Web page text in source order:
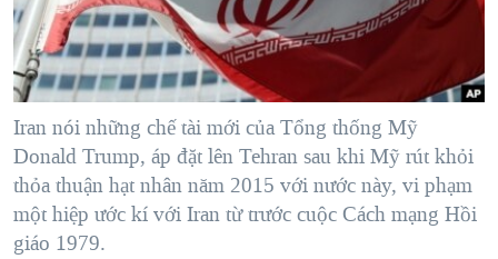
"Tìm"NGƯỜI VIỆT HẢI NGOẠI
ĐỜI SỐNG
KINH TẾ
SỨC KHOẺ
VĂN HOÁ
TẠI
HÀNH TRÌNH BẦU CỬ 2024
MỘT NĂM CHIẾN TRANH TẠI DẢI GAZA
GIẢI MÃ VÀNH ĐAI & CON ĐƯỜNG
NGÀY TỊ NẠN THẾ GIỚI
TRỊNH VĨNH BÌNH - NGƯỜI HẠ 'BÊN THẮNG CUỘC'
GROUND ZERO – XƯA VÀ NAY
VIDEO
NGHE
MẠNG XÃ HỘI
Ngôn ngữ khác
Iran nói những chế tài mới của Tổng thống Mỹ
Donald Trump, áp đặt lên Tehran sau khi Mỹ rút khỏi
thỏa thuận hạt nhân năm 2015 với nước này, vi phạm
một hiệp ước kí với Iran từ trước cuộc Cách mạng Hồi
giáo 1979.